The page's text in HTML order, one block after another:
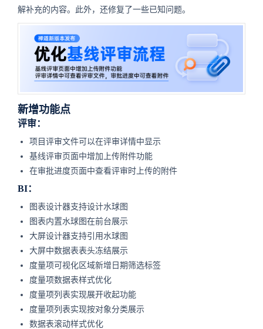
解补充的内容。此外，还修复了一些已知问题。
新增功能点
评审：
项目评审文件可以在评审详情中显示
基线评审页面中增加上传附件功能
在审批进度页面中查看评审时上传的附件
BI：
图表设计器支持设计水球图
图表内置水球图在前台展示
大屏设计器支持引用水球图
大屏中数据表表头冻结展示
度量项可视化区域新增日期筛选标签
度量项数据表样式优化
度量项列表实现展开收起功能
度量项列表实现按对象分类展示
数据表滚动样式优化